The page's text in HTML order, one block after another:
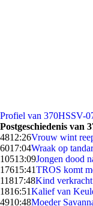
Profiel van 370HSSV-
Postgeschiedenis van
4812:26Vrouw wint
6017:04Wraak op
10513:09Jongen dood
17615:41TROS komt
11817:48Kind
1816:51Kalief van
4910:48Moeder